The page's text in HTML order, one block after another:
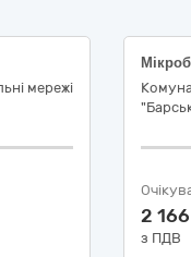
мережі
2
з ПДВ